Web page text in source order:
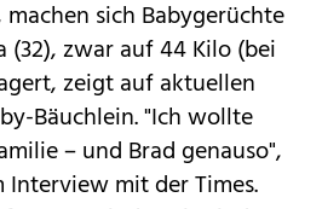
sich Babygerüchte
(32), zwar auf 44 Kilo (bei
zeigt auf aktuellen
Bäuchlein. "Ich wollte
– und Brad genauso",
mit der Times.